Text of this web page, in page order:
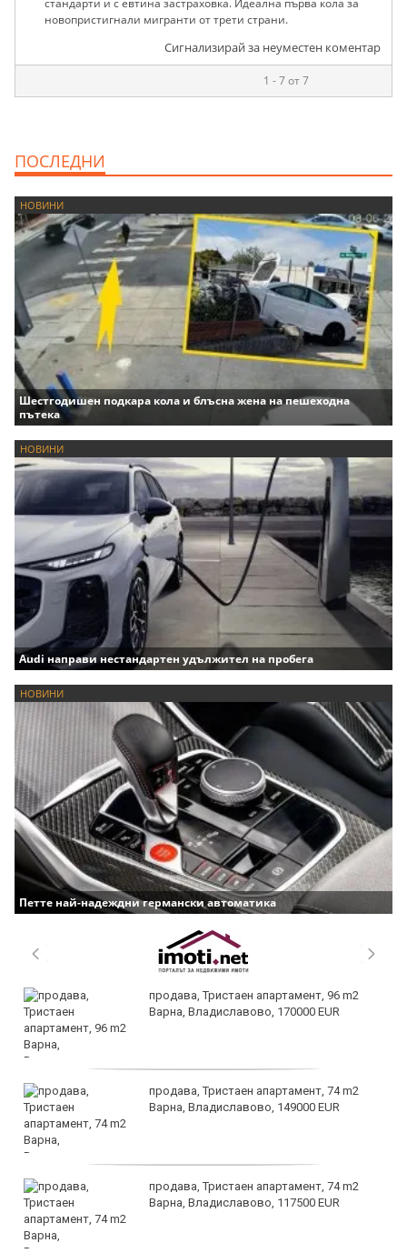
стандарти и с евтина застраховка. Идеална първа кола за
новопристигнали мигранти от трети страни.
Сигнализирай за неуместен коментар
1 - 7 от 7
ПОСЛЕДНИ
НОВИНИ
Шестгодишен подкара кола и блъсна жена на пешеходна
пътека
НОВИНИ
Audi направи нестандартен удължител на пробега
НОВИНИ
Петте най-надеждни германски автоматика
продава, Тристаен апартамент, 96 m2
Варна, Владиславово, 170000 EUR
продава, Тристаен апартамент, 74 m2
Варна, Владиславово, 149000 EUR
продава, Тристаен апартамент, 74 m2
Варна, Владиславово, 117500 EUR